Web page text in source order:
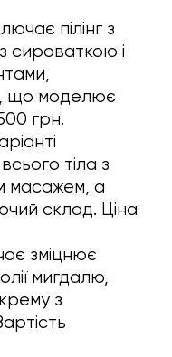
пілінг з
сироваткою і
що моделює
грн.
тіла з
масажем, а
склад. Ціна
зміцнює
мигдалю,
з